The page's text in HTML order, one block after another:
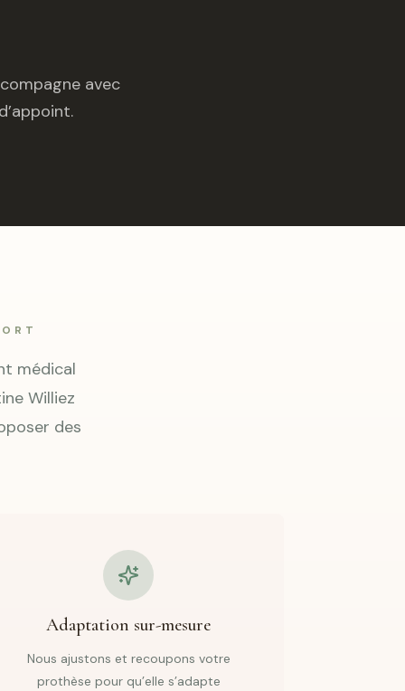
avec
médical
Williez
des
Adaptation sur-mesure
Nous ajustons et recoupons votre
prothèse pour qu’elle s’adapte